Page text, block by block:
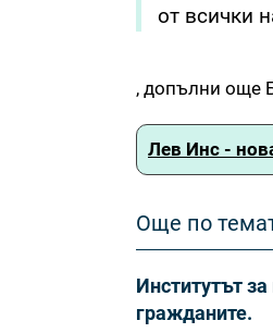
от всички
, допълни още
Лев Инс -
Още по
Институтът
гражданите.